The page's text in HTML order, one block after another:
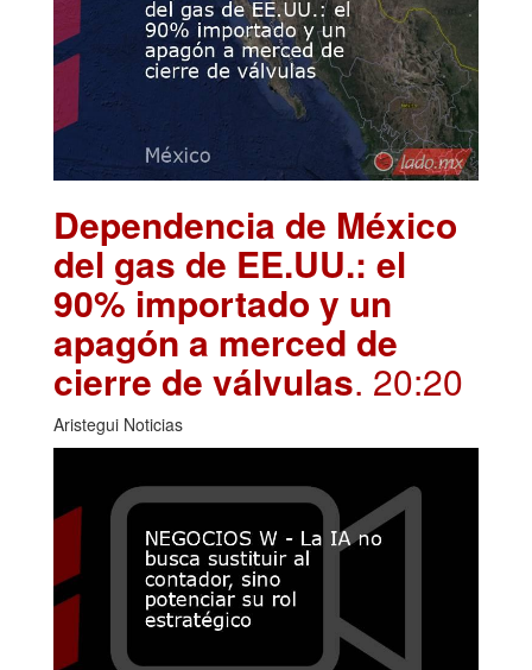
Dependencia de México
del gas de EE.UU.: el
90% importado y un
apagón a merced de
cierre de válvulas. 20:20
Aristegui Noticias